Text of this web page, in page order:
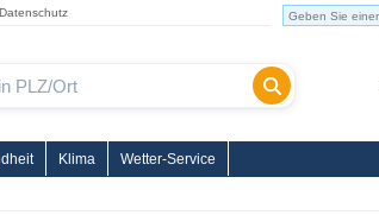
Datenschutz
Klima Wetter-Service